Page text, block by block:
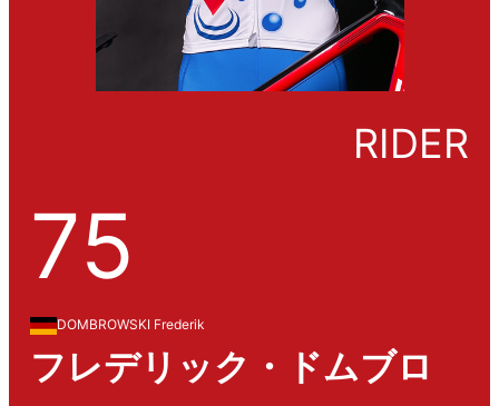
RIDER
75
DOMBROWSKI Frederik
フレデリック・ドムブロ